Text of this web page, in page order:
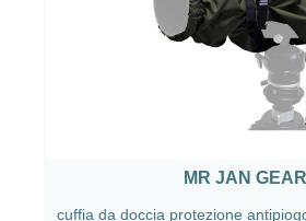
MR JAN GEAR
cuffia da doccia protezione